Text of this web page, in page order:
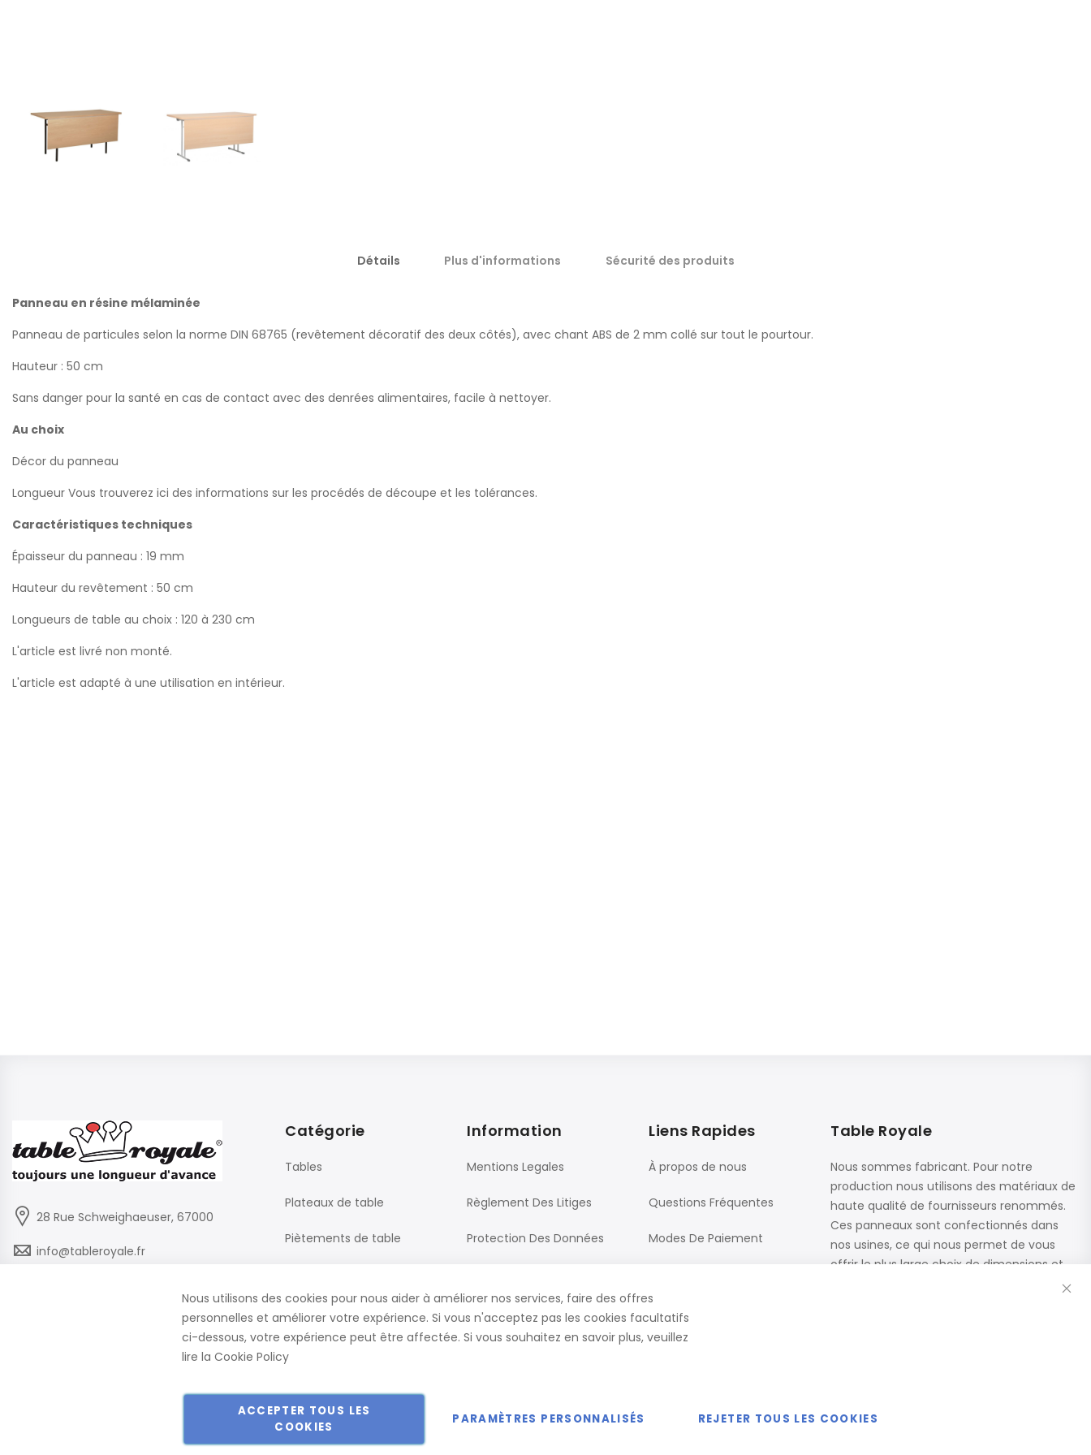
Détails
Panneau en résine mélaminée
Panneau de particules selon la norme DIN 68765 (revêtement décoratif des deux côtés), avec chant ABS de 2 mm collé sur tout le pourtour.
Hauteur : 50 cm
Sans danger pour la santé en cas de contact avec des denrées alimentaires, facile à nettoyer.
Au choix
Décor du panneau
Longueur Vous trouverez ici des informations sur les procédés de découpe et les tolérances.
Caractéristiques techniques
Épaisseur du panneau : 19 mm
Hauteur du revêtement : 50 cm
Longueurs de table au choix : 120 à 230 cm
L'article est livré non monté.
L'article est adapté à une utilisation en intérieur.
Plus d'informations Sécurité des produits
28 Rue Schweighaeuser, 67000
info@tableroyale.fr
Lundi - Vendredi: 07:30-17:00
Catégorie
Tables
Plateaux de table
Piètements de table
Mobilier de Bureau
Information
Mentions Legales
Règlement Des Litiges
Protection Des Données
CGV
Liens Rapides
À propos de nous
Questions Fréquentes
Modes De Paiement
Contact
Table Royale
Nous sommes fabricant. Pour notre
production nous utilisons des matériaux de
haute qualité de fournisseurs renommés.
Ces panneaux sont confectionnés dans
nos usines, ce qui nous permet de vous
offrir le plus large choix de dimensions et
Copyright © 2018-2024 présent Keller Objektmöbel GmbH Tous droits réservés.
Nous utilisons des cookies pour nous aider à améliorer nos services, faire des offres
personnelles et améliorer votre expérience. Si vous n'acceptez pas les cookies facultatifs
ci-dessous, votre expérience peut être affectée. Si vous souhaitez en savoir plus, veuillez
lire laCookie Policy
ACCEPTER TOUS LES
COOKIES
PARAMÈTRES PERSONNALISÉS REJETER TOUS LES COOKIES